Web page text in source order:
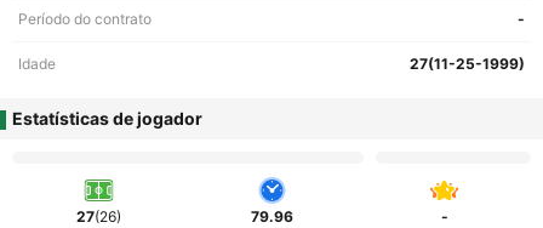
Período do contrato -
Idade 27(11-25-1999)
Estatísticas de jogador
27(26) 79.96 -